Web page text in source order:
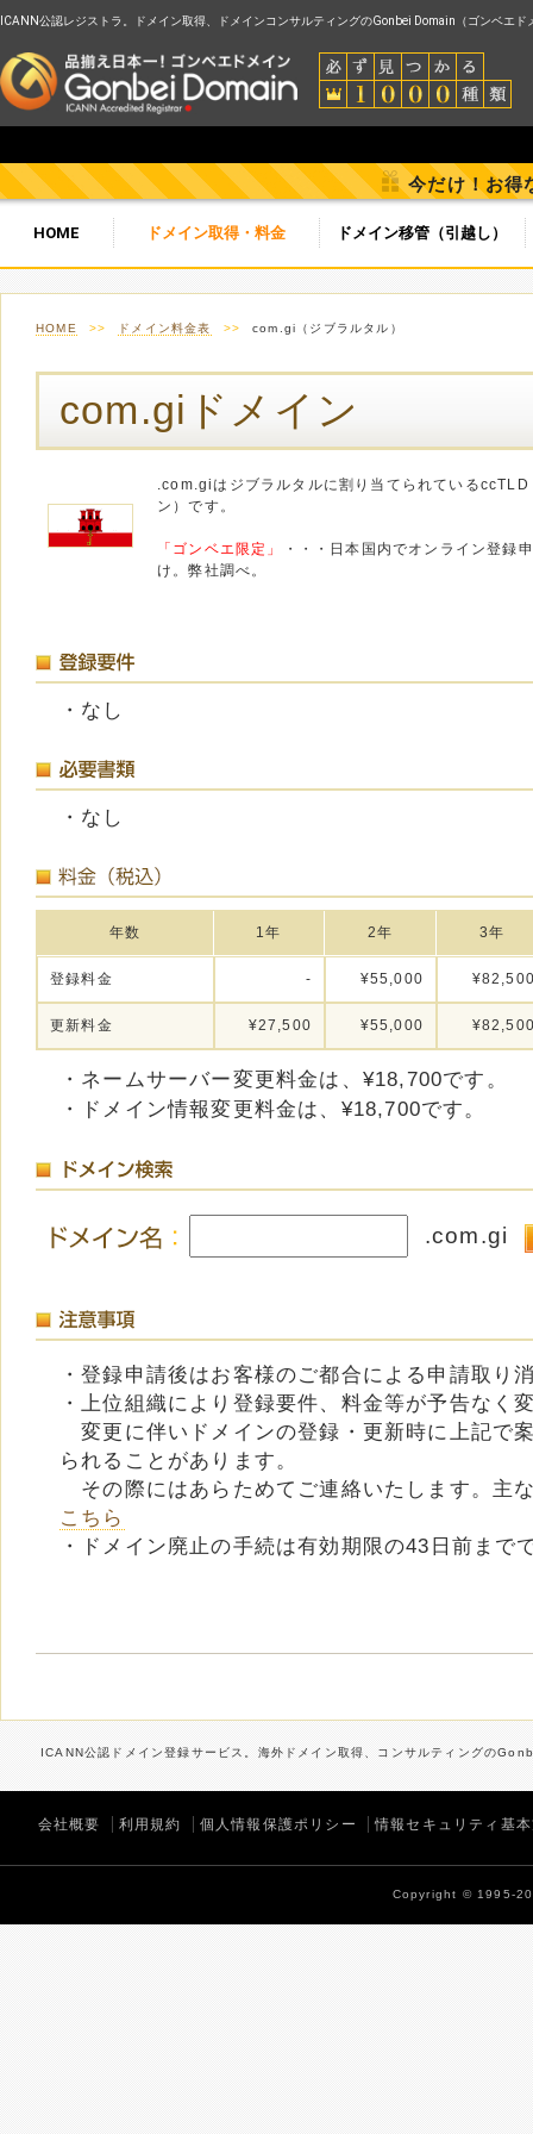
ICANN公認レジストラ。ドメイン取得、ドメインコンサルティングのGonbei Domain（ゴンベエド
今だけ！お得
HOME ドメイン取得・料金 ドメイン移管（引越し）
HOME >> ドメイン料金表 >> com.gi（ジブラルタル）
com.giドメイン
.com.giはジブラルタルに割り当てられている
ン）です。
「ゴンベエ限定」
・・・日本国内でオンライン登録
け。弊社調べ。
・なし
・なし
年数 1年 2年 3年
登録料金 - ¥55,000
更新料金 ¥27,500 ¥55,000
・ネームサーバー変更料金は、¥18,700です。
・ドメイン情報変更料金は、¥18,700です。
.com.gi
・登録申請後はお客様のご都合による申請取り
・上位組織により登録要件、料金等が予告なく
変更に伴いドメインの登録・更新時に上記で
られることがあります。
その際にはあらためてご連絡いたします。主
こちら
・ドメイン廃止の手続は有効期限の43日前まで
ICANN公認ドメイン登録サービス。海外ドメイン取得、コンサルティングの
会社概要 利用規約 個人情報保護ポリシー 情報セキュリティ基
Copyright © 1995-